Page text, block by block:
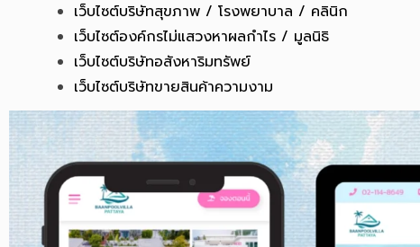
เว็บไซต์บริษัทสุขภาพ / โรงพยาบาล / คลินิก
เว็บไซต์องค์กรไม่แสวงหาผลกำไร / มูลนิธิ
เว็บไซต์บริษัทอสังหาริมทรัพย์
เว็บไซต์บริษัทขายสินค้าความงาม